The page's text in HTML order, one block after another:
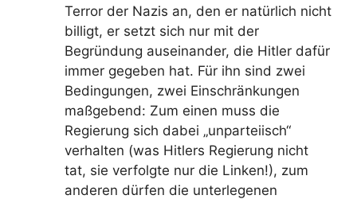
Terror der Nazis an, den er natürlich nicht
billigt, er setzt sich nur mit der
Begründung auseinander, die Hitler dafür
immer gegeben hat. Für ihn sind zwei
Bedingungen, zwei Einschränkungen
maßgebend: Zum einen muss die
Regierung sich dabei „unparteiisch“
verhalten (was Hitlers Regierung nicht
tat, sie verfolgte nur die Linken!), zum
anderen dürfen die unterlegenen